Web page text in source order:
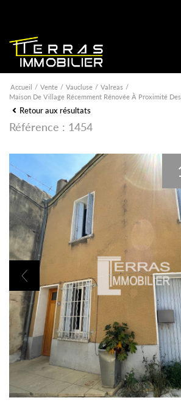
Accueil Vente Vaucluse
Valreas
Maison De Village Récemment Rénovée À Proximité
Retour aux résultats
Référence : 1454